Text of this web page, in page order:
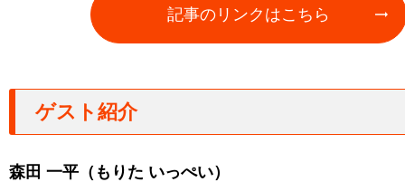
記事のリンクはこちら
ゲスト紹介
森田 一平（もりた いっぺい）